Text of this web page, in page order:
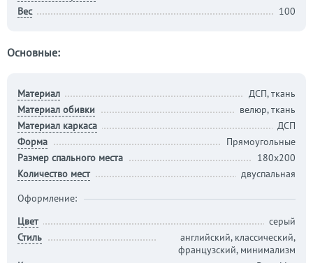
Вес
100
Основные:
Материал
ДСП, ткань
Материал обивки
велюр, ткань
Материал каркаса
ДСП
Форма
Прямоугольные
Размер спального места
180х200
Количество мест
двуспальная
Оформление:
Цвет
серый
Стиль
английский, классический,
французский, минимализм